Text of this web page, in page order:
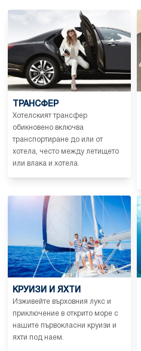
ТРАНСФЕР
Хотелският трансфер
обикновено включва
транспортиране до или от
хотела, често между летището
или влака и хотела.
КРУИЗИ И ЯХТИ
Изживейте върховния лукс и
приключение в открито море с
нашите първокласни круизи и
яхти под наем.